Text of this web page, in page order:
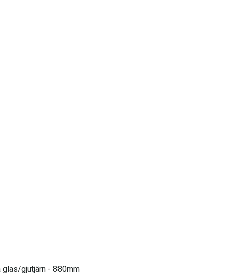
gjutjärn - 880mm